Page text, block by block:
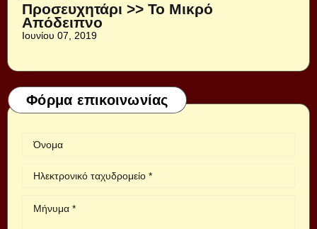
Προσευχητάρι >> Το Μικρό
Απόδειπνο
Ιουνίου 07, 2019
Φόρμα επικοινωνίας